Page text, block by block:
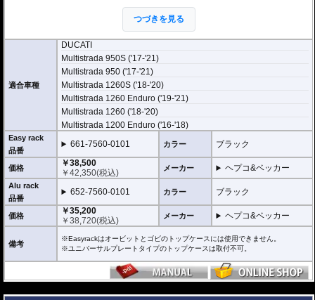
込むデザインです。
２種類のホルダーをラインナップ。
ヘプコ&ベッカーの トップケース を安全に取り付けるための位置決めガイド
(垂直に立っている部分)が、折りたたみタイプと固定タイプの2種類をラインナ
ップ。お客様の使用スタイルによってお選びいただけます。
折りたたみタイプ Easy rack / イージーラック
位置決めガイドが折りたたみ式のため、簡単にフラットな簡易キャリアとなり
トップケースを必要としないような、ちょっとした荷物を載せる場合に便利で
す。
固定タイプ Alu rack / アルラック
位置決めガイドがボルトで固定されたタイプ。取り外せばフラットな簡易キャ
リアとなります。
ケースを取り付けたまま使用することが多い場合にお勧め。
リーズナブルな価格も魅力。
その他、付属の取付用フレームなどは共通です。
高耐久パウダー塗装仕上げ。
※写真のEasylackは位置決めガイドを折りたたんだ状態、Alurackは位置決めガ
イドを取り付けた状態です。
ヘプコ&ベッカーのトップケースはこちらからご確認下さい。
つづきを見る
適合車種
DUCATI
Multistrada 950S ('17-'21)
Multistrada 950 ('17-'21)
Multistrada 1260S ('18-'20)
Multistrada 1260 Enduro ('19-'21)
Multistrada 1260 ('18-'20)
Multistrada 1200 Enduro ('16-'18)
Easy rack
品番
661-7560-0101 カラー ブラック
価格
￥38,500
￥42,350(税込) メーカー ヘプコ&ベッカー
Alu rack
品番
652-7560-0101 カラー ブラック
価格
￥35,200
￥38,720(税込) メーカー ヘプコ&ベッカー
備考
※Easyrackはオービットとゴビのトップケースには使用できません。
※ユニバーサルプレートタイプのトップケースは取付不可。